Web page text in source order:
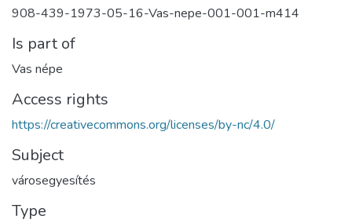
908-439-1973-05-16-Vas-nepe-001-001-m414
Is part of
Vas népe
Access rights
https://creativecommons.org/licenses/by-nc/4.0/
Subject
városegyesítés
Type